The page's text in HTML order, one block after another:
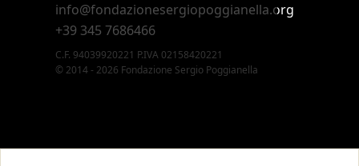
info@fondazionesergiopoggianella.org
+39 345 7686466
C.F. 94039920221 P.IVA 02158420221
© 2014 - 2026 Fondazione Sergio Poggianella